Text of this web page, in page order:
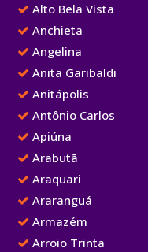
Alto Bela Vista
Anchieta
Angelina
Anita Garibaldi
Anitápolis
Antônio Carlos
Apiúna
Arabutã
Araquari
Araranguá
Armazém
Arroio Trinta